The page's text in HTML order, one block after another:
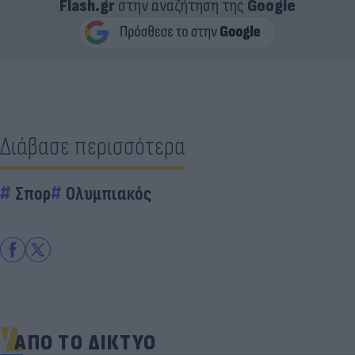
Flash.grστην αναζήτηση της Google
Διάβασε περισσότερα
Σπορ Ολυμπιακός
ΑΠΟ ΤΟ ΔΙΚΤΥΟ